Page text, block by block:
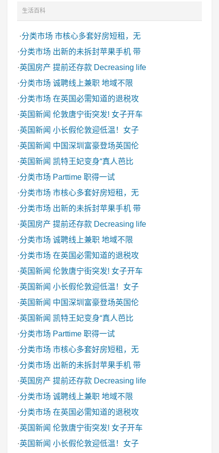
生活百科
·分类市场 市核心多套好房短租，无
·分类市场 出新的未拆封苹果手机 带
·英国房产 提前还存款 Decreasing life
·分类市场 诚聘线上兼职 地域不限
·分类市场 在英国必需知道的退税攻
·英国新闻 伦敦唐宁街突发! 女子开车
·英国新闻 小长假伦敦迎低温！女子
·英国新闻 中国深圳富豪登场英国伦
·英国新闻 凯特王妃变身“真人芭比
·分类市场 Parttime 职得一试
·分类市场 市核心多套好房短租，无
·分类市场 出新的未拆封苹果手机 带
·英国房产 提前还存款 Decreasing life
·分类市场 诚聘线上兼职 地域不限
·分类市场 在英国必需知道的退税攻
·英国新闻 伦敦唐宁街突发! 女子开车
·英国新闻 小长假伦敦迎低温！女子
·英国新闻 中国深圳富豪登场英国伦
·英国新闻 凯特王妃变身“真人芭比
·分类市场 Parttime 职得一试
·分类市场 市核心多套好房短租，无
·分类市场 出新的未拆封苹果手机 带
·英国房产 提前还存款 Decreasing life
·分类市场 诚聘线上兼职 地域不限
·分类市场 在英国必需知道的退税攻
·英国新闻 伦敦唐宁街突发! 女子开车
·英国新闻 小长假伦敦迎低温！女子